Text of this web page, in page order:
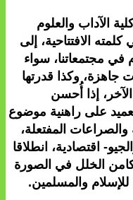
الآداب والعلوم
الافتتاحية، إلى
في مجتمعاتنا، سواء
جاهزة، وكذا قدرتها
إذا أُحسن
على راهنية موضوع
المفتعلة،
اقتصادية، انطلاقا
الخلل في الصورة
للإسلام والمسلمين.